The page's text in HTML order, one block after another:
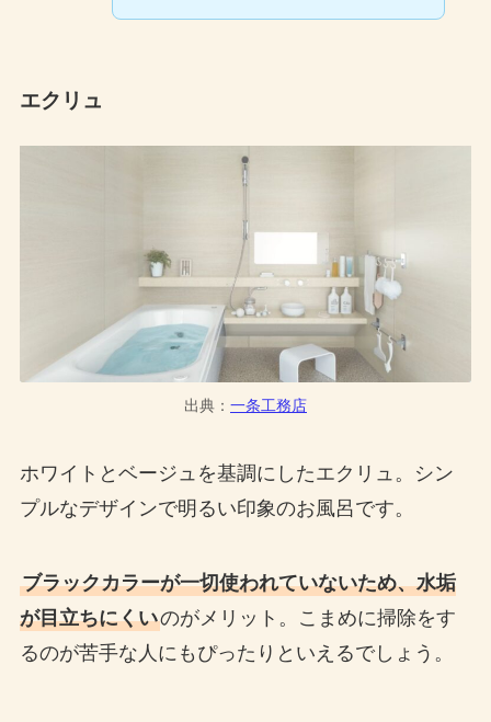
エクリュ
出典： 一条工務店
ホワイトとベージュを基調にしたエクリュ。シン
プルなデザインで明るい印象のお風呂です。
ブラックカラーが一切使われていないため、水垢
が目立ちにくいのがメリット。こまめに掃除をす
るのが苦手な人にもぴったりといえるでしょう。